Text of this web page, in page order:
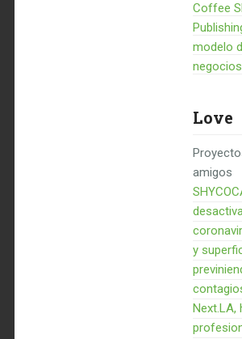
Coffee
modelo
negocios
Love
amigos
y
Next.LA,